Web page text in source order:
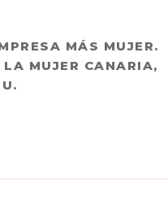
MÁS MUJER.
MUJER CANARIA,